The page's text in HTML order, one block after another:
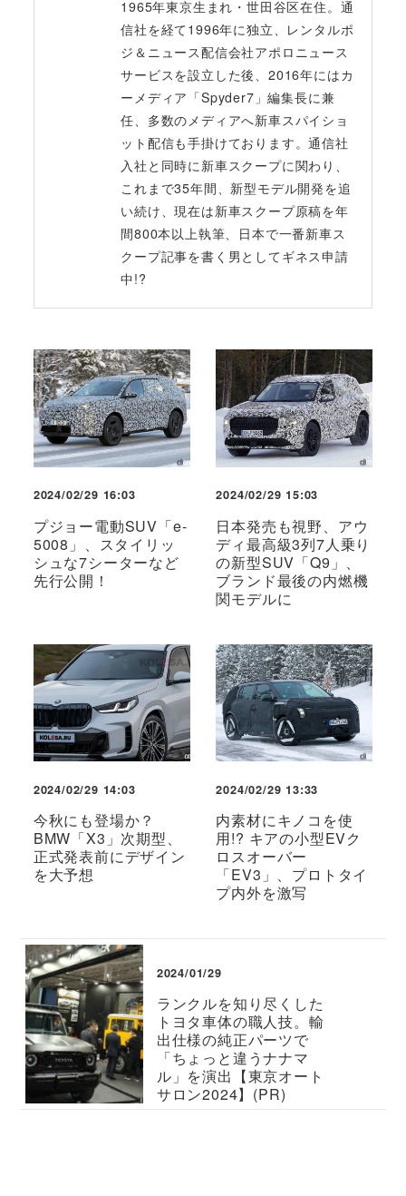
1965年東京生まれ・世田谷区在住。通
信社を経て1996年に独立、レンタルポ
ジ＆ニュース配信会社アポロニュース
サービスを設立した後、2016年にはカ
ーメディア「Spyder7」編集長に兼
任、多数のメディアへ新車スパイショ
ット配信も手掛けております。通信社
入社と同時に新車スクープに関わり、
これまで35年間、新型モデル開発を追
い続け、現在は新車スクープ原稿を年
間800本以上執筆、日本で一番新車ス
クープ記事を書く男としてギネス申請
中!?
2024/02/29 16:03
プジョー電動SUV「e-
5008」、スタイリッ
シュな7シーターなど
先行公開！
2024/02/29 15:03
日本発売も視野、アウ
ディ最高級3列7人乗り
の新型SUV「Q9」、
ブランド最後の内燃機
関モデルに
2024/02/29 14:03
今秋にも登場か？
BMW「X3」次期型、
正式発表前にデザイン
を大予想
2024/02/29 13:33
内素材にキノコを使
用!? キアの小型EVク
ロスオーバー
「EV3」、プロトタイ
プ内外を激写
2024/01/29
ランクルを知り尽くした
トヨタ車体の職人技。輸
出仕様の純正パーツで
「ちょっと違うナナマ
ル」を演出【東京オート
サロン2024】(PR)